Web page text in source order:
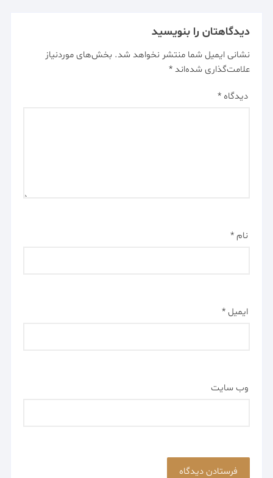
دیدگاهتان را بنویسید
نشانی ایمیل شما منتشر نخواهد شد. بخش‌های موردنیاز
علامت‌گذاری شده‌اند*
دیدگاه*
نام*
ایمیل*
وب‌ سایت